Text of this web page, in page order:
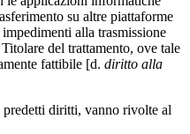
su altre piattaforme
alla trasmissione
del trattamento, ove tale
fattibile [d. diritto alla
predetti diritti, vanno rivolte al